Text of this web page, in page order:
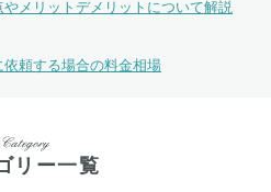
メリットデメリットについて解説
頼する場合の料金相場
ゴリー一覧